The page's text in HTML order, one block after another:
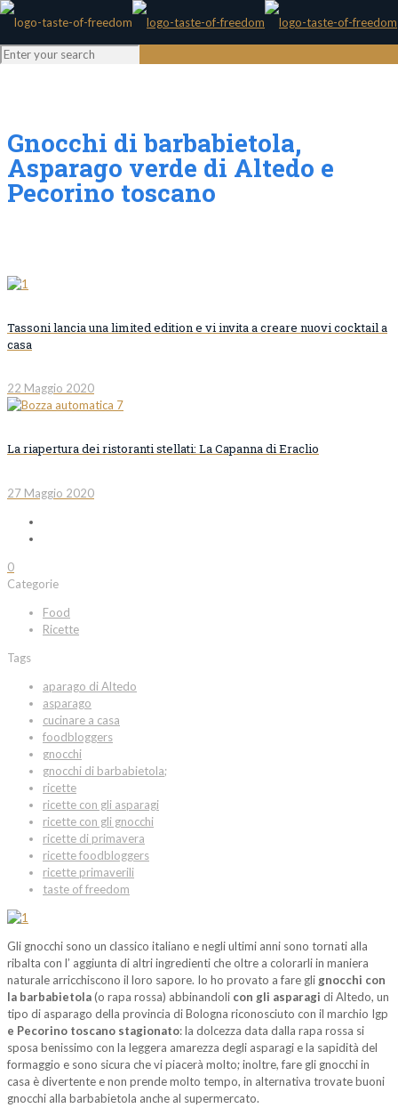
Gnocchi di barbabietola,
Asparago verde di Altedo e
Pecorino toscano
Tassoni lancia una limited edition e vi invita a creare nuovi cocktail a
casa
22 Maggio 2020
La riapertura dei ristoranti stellati: La Capanna di Eraclio
27 Maggio 2020
0
Categorie
Food
Ricette
Tags
aparago di Altedo
asparago
cucinare a casa
foodbloggers
gnocchi
gnocchi di barbabietola;
ricette
ricette con gli asparagi
ricette con gli gnocchi
ricette di primavera
ricette foodbloggers
ricette primaverili
taste of freedom
Gli gnocchi sono un classico italiano e negli ultimi anni sono tornati alla
ribalta con l’ aggiunta di altri ingredienti che oltre a colorarli in maniera
naturale arricchiscono il loro sapore. Io ho provato a fare gli gnocchi con
la barbabietola(o rapa rossa) abbinandoli con gli asparagi di Altedo, un
tipo di asparago della provincia di Bologna riconosciuto con il marchio Igp
e Pecorino toscano stagionato: la dolcezza data dalla rapa rossa si
sposa benissimo con la leggera amarezza degli asparagi e la sapidità del
formaggio e sono sicura che vi piacerà molto; inoltre, fare gli gnocchi in
casa è divertente e non prende molto tempo, in alternativa trovate buoni
gnocchi alla barbabietola anche al supermercato.